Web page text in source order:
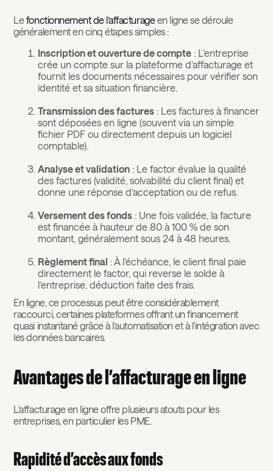
Lefonctionnement de l’affacturageen ligne se déroule
généralement en cinq étapes simples :
Inscription et ouverture de compte : L’entreprise
crée un compte sur la plateforme d’affacturage et
fournit les documents nécessaires pour vérifier son
identité et sa situation financière.
Transmission des factures : Les factures à financer
sont déposées en ligne (souvent via un simple
fichier PDF ou directement depuis un logiciel
comptable).
Analyse et validation : Le factor évalue la qualité
des factures (validité, solvabilité du client final) et
donne une réponse d’acceptation ou de refus.
Versement des fonds : Une fois validée, la facture
est financée à hauteur de 80 à 100 % de son
montant, généralement sous 24 à 48 heures.
Règlement final : À l’échéance, le client final paie
directement le factor, qui reverse le solde à
l’entreprise, déduction faite des frais.
En ligne, ce processus peut être considérablement
raccourci, certaines plateformes offrant un financement
quasi instantané grâce à l’automatisation et à l’intégration avec
les données bancaires.
Avantages de l’affacturage en ligne
L’affacturage en ligne offre plusieurs atouts pour les
entreprises, en particulier les PME.
Rapidité d’accès aux fonds